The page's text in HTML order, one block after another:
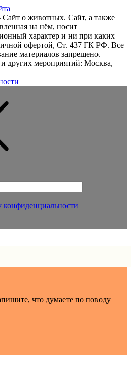
о животных. Сайт, а также
на нём, носит
характер и ни при каких
офертой, Ст. 437 ГК РФ. Все
материалов запрещено.
других мероприятий: Москва,
конфиденциальности
что думаете по поводу